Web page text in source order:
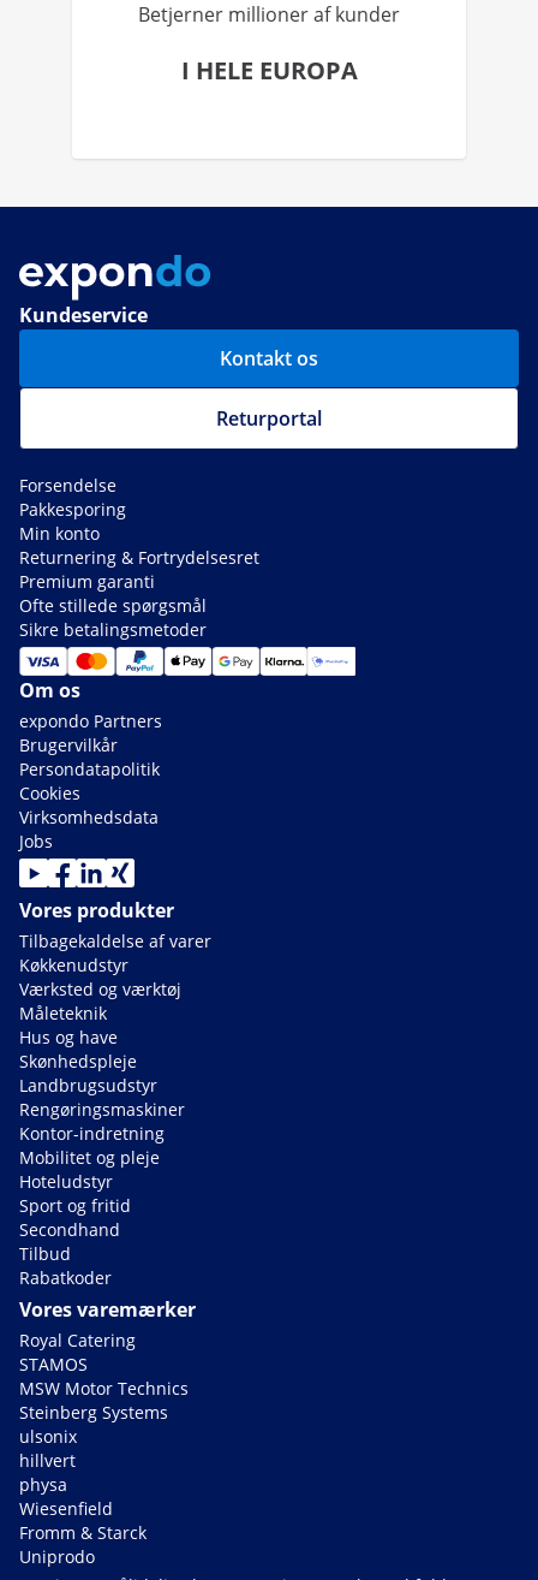
Betjerner millioner af kunder
I HELE EUROPA
Kundeservice
Kontakt os
Returportal
Forsendelse
Pakkesporing
Min konto
Returnering & Fortrydelsesret
Premium garanti
Ofte stillede spørgsmål
Sikre betalingsmetoder
Om os
expondo Partners
Brugervilkår
Persondatapolitik
Cookies
Virksomhedsdata
Jobs
Vores produkter
Tilbagekaldelse af varer
Køkkenudstyr
Værksted og værktøj
Måleteknik
Hus og have
Skønhedspleje
Landbrugsudstyr
Rengøringsmaskiner
Kontor-indretning
Mobilitet og pleje
Hoteludstyr
Sport og fritid
Secondhand
Tilbud
Rabatkoder
Vores varemærker
Royal Catering
STAMOS
MSW Motor Technics
Steinberg Systems
ulsonix
hillvert
physa
Wiesenfield
Fromm & Starck
Uniprodo